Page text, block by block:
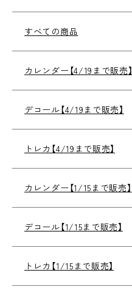
すべての商品
カレンダー【4/19まで販売】
デコール【4/19まで販売】
トレカ【4/19まで販売】
カレンダー【1/15まで販売】
デコール【1/15まで販売】
トレカ【1/15まで販売】